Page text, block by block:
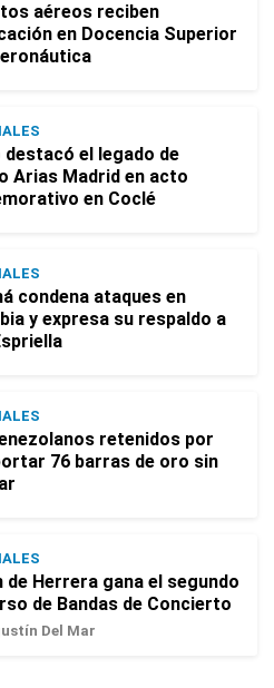
aéreos reciben
en Docencia Superior
destacó el legado de
Arias Madrid en acto
en Coclé
condena ataques en
y expresa su respaldo a
retenidos por
76 barras de oro sin
de Herrera gana el segundo
de Bandas de Concierto
Del Mar